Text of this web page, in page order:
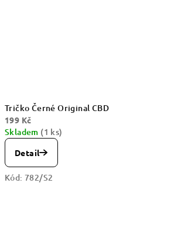
Tričko Černé Original CBD
199 Kč
Skladem (1 ks)
Detail
Kód: 782/S2